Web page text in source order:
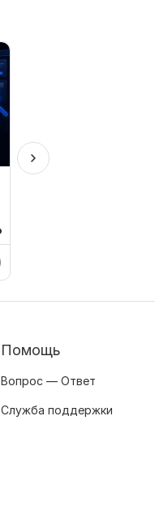
Помощь
Вопрос — Ответ
Служба поддержки